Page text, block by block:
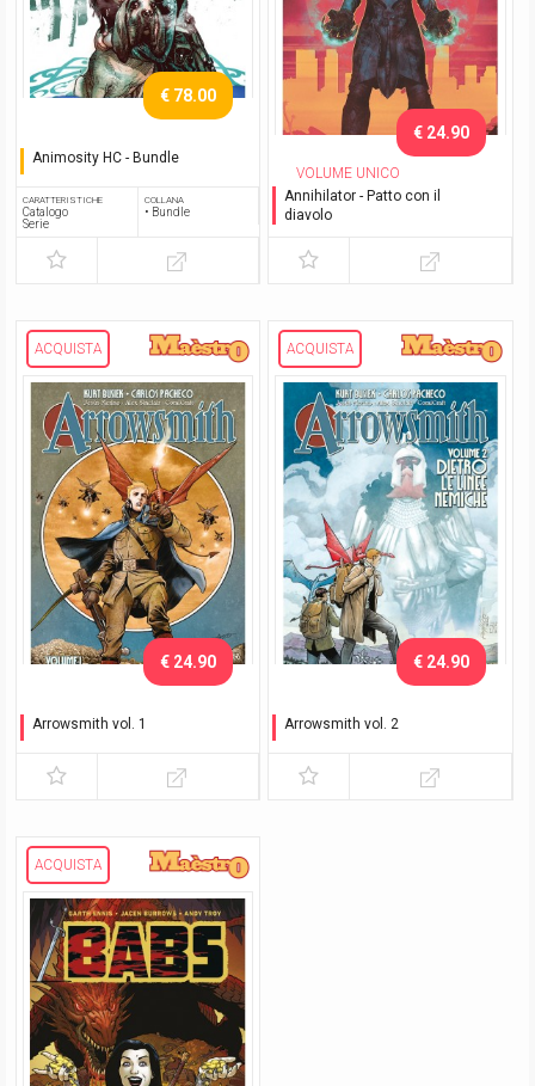
Animosity HC - Bundle
€ 78.00
CARATTERISTICHE
Catalogo
Serie
COLLANA
• Bundle
VOLUME UNICO
Annihilator - Patto con il
diavolo
€ 24.90
ACQUISTA
Arrowsmith vol. 1
€ 24.90
ACQUISTA
Arrowsmith vol. 2
€ 24.90
ACQUISTA